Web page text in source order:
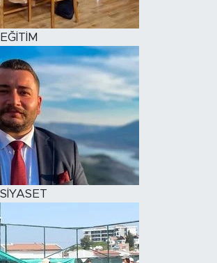
EĞİTİM
SİYASET